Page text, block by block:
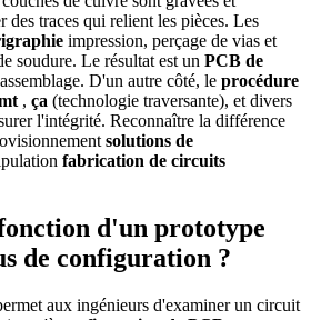
des traces qui relient les pièces. Les
impression, perçage de vias et
soudure. Le résultat est un PCB de
D'un autre côté, le procédure
, ça (technologie traversante), et divers
l'intégrité. Reconnaître la différence
solutions de
fabrication de circuits
d'un prototype
de configuration ?
aux ingénieurs d'examiner un circuit